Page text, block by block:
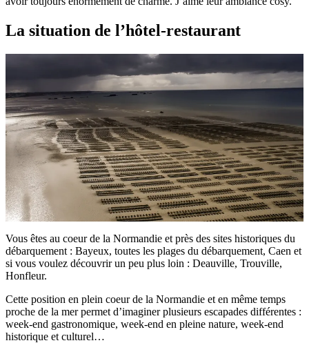
La situation de l’hôtel-restaurant
Vous êtes au coeur de la Normandie et près des sites historiques du
débarquement : Bayeux, toutes les plages du débarquement, Caen et
si vous voulez découvrir un peu plus loin : Deauville, Trouville,
Honfleur.
Cette position en plein coeur de la Normandie et en même temps
proche de la mer permet d’imaginer plusieurs escapades différentes :
week-end gastronomique, week-end en pleine nature, week-end
historique et culturel…